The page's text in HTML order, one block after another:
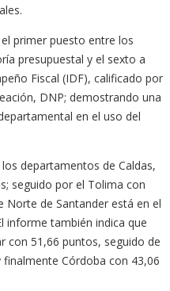
primer puesto entre los
presupuestal y el sexto a
Fiscal (IDF), calificado por
DNP; demostrando una
en el uso del
departamentos de Caldas,
seguido por el Tolima con
Norte de Santander está en el
informe también indica que
con 51,66 puntos, seguido de
Córdoba con 43,06